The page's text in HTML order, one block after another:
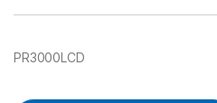
PR3000LCD